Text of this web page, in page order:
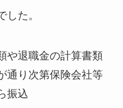
た。
や退職金の計算書類
り次第保険会社等
振込